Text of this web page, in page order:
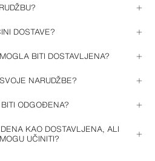
vam okvirni datum isporuke. Zatim ga
ili, ako ste kupnju izvršili kao gost,
DOSTAVE?
može se promijeniti odabrani način
BITI DOSTAVLJENA?
adresu, a niste bili prisutni u trenutku
nam se obratite kako bismo se
NARUDŽBE?
obratite nam se kako bismo vam
ODGOĐENA?
narudžbu na predviđeni datum,
u kojoj ćete moći vidjeti novi datum
KAO DOSTAVLJENA, ALI
UČINITI?